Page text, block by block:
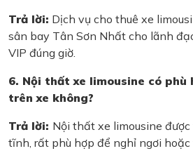
Trả lời: Dịch vụ cho thuê xe
sân bay Tân Sơn Nhất cho lãnh
VIP đúng giờ.
6. Nội thất xe limousine có phù
trên xe không?
Trả lời: Nội thất xe limousine
tĩnh, rất phù hợp để nghỉ ngơi hoặc